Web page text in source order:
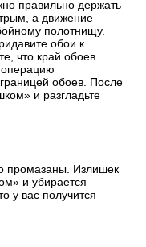
(задел).
обоев с
подоприте полосу к
и ровно
правильно держать
а движение –
полотнищу.
что край обоев
обоев. После
и разгладьте